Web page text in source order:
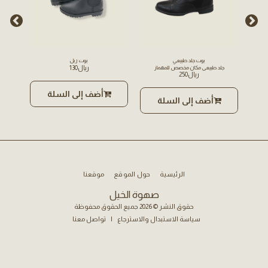
بوت جلد طبيعي
جلد طبيعي مكان مخصص للمهماز
﷼250
أضف إلى السلة
بوت ربل
﷼130
أضف إلى السلة
صهوة الخيل
حقوق النشر © 2026 جميع الحقوق محفوظة
سياسة الاستبدال والاسترجاع | تواصل معنا
الرئيسية حول الموقع موقعنا